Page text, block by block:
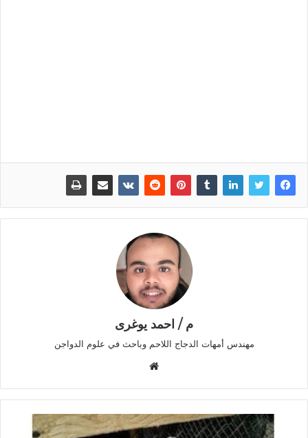
م / احمد يوغرى
مهندس أمهات الدجاج اللاحم وباحث في علوم الدواجن